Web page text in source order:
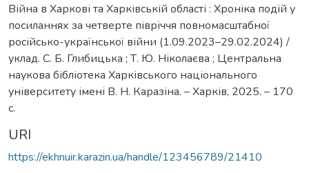
Війна в Харкові та Харківській області : Хроніка подій у
посиланнях за четверте півріччя повномасштабної
російсько-української війни (1.09.2023–29.02.2024) /
уклад. С. Б. Глибицька ; Т. Ю. Ніколаєва ; Центральна
наукова бібліотека Харківського національного
університету імені В. Н. Каразіна. – Харків, 2025. – 170
с.
URI
https://ekhnuir.karazin.ua/handle/123456789/21410